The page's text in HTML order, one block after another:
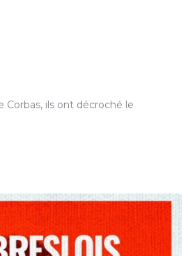
Corbas, ils ont décroché le